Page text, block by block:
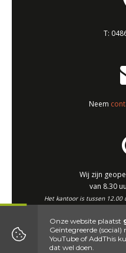
T:
Neem
Wij zijn
van 8.30
Het kantoor is tussen 12.00
Onze website plaatst
Geïntegreerde (social)
YouTube of AddThis
dat wel doen.